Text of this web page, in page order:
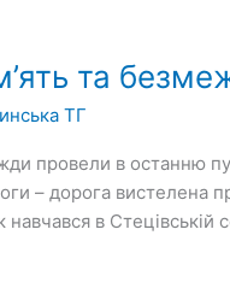
та
ТГ
провели в останню
– дорога
навчався в